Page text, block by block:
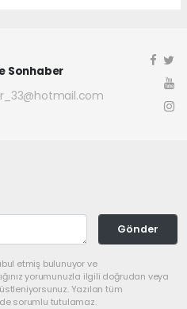
Sonhaber
Gönder
etmiş bulunuyor ve
yorumunuzla ilgili doğrudan veya
Yazılan tüm
sorumlu tutulamaz.